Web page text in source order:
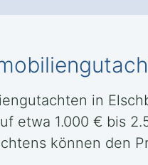
in
etwa 1.000 € bis
können den